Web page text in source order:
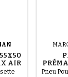
AIR
Pneu